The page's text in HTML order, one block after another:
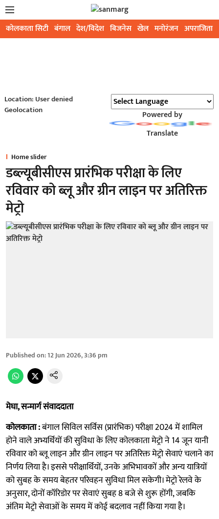
कोलकाता सिटी बंगाल देश/विदेश बिजनेस खेल मनोरंजन अपराजिता
Location: User denied
Geolocation
Powered by
Translate
Home slider
डब्ल्यूबीसीएस प्रारंभिक परीक्षा के लिए
रविवार को ब्लू और ग्रीन लाइन पर अतिरिक्त
मेट्रो
Published on:12 Jun 2026, 3:36 pm
मेघा, सन्मार्ग संवाददाता
कोलकाता :बंगाल सिविल सर्विस (प्रारंभिक) परीक्षा 2024 में शामिल
होने वाले अभ्यर्थियों की सुविधा के लिए कोलकाता मेट्रो ने 14 जून यानी
रविवार को ब्लू लाइन और ग्रीन लाइन पर अतिरिक्त मेट्रो सेवाएं चलाने का
निर्णय लिया है। इससे परीक्षार्थियों, उनके अभिभावकों और अन्य यात्रियों
को सुबह के समय बेहतर परिवहन सुविधा मिल सकेगी। मेट्रो रेलवे के
अनुसार, दोनों कॉरिडोर पर सेवाएं सुबह 8 बजे से शुरू होंगी, जबकि
अंतिम मेट्रो सेवाओं के समय में कोई बदलाव नहीं किया गया है।